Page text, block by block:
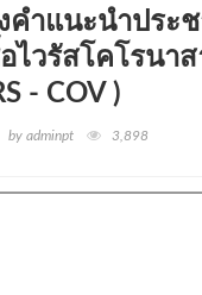
คำแนะนำประช
ไวรัสโคโรนา
- COV )
by adminpt 3,898